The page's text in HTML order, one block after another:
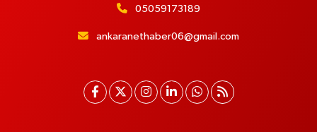
05059173189
ankaranethaber06@gmail.com